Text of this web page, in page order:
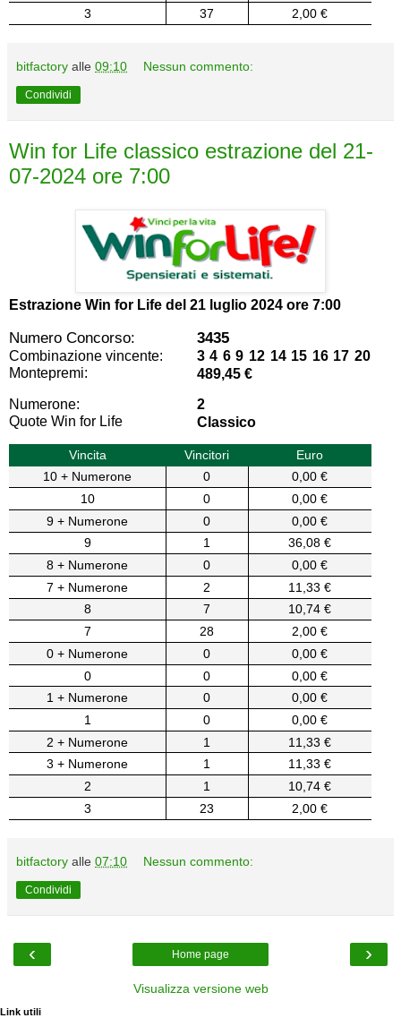
3
37 2,00 €
bitfactory alle 09:10 Nessun commento:
Condividi
Win for Life classico estrazione del 21-
07-2024 ore 7:00
Estrazione Win for Life del 21 luglio 2024 ore 7:00
Numero Concorso: 3435
Combinazione vincente:
3 4 6 9 12 14 15 16 17 20
Montepremi:
489,45 €
Numerone:
2
Quote Win for Life
Classico
Vincita Vincitori
Euro
10 + Numerone
0
0,00 €
10
0
0,00 €
9 + Numerone
0
0,00 €
9
1
36,08 €
8 + Numerone
0
0,00 €
7 + Numerone
2
11,33 €
8
7
10,74 €
7
28
2,00 €
0 + Numerone
0
0,00 €
0
0
0,00 €
1 + Numerone
0
0,00 €
1
0
0,00 €
2 + Numerone
1
11,33 €
3 + Numerone
1
11,33 €
2
1
10,74 €
3
23 2,00 €
bitfactory alle 07:10 Nessun commento:
Condividi
‹ ›
Home page
Visualizza versione web
Link utili